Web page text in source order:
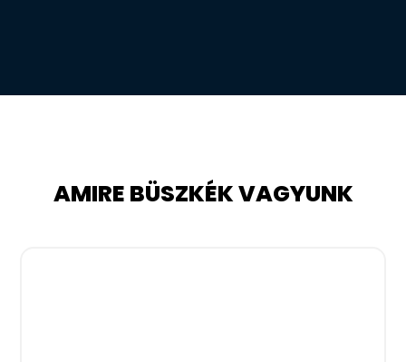
AMIRE BÜSZKÉK VAGYUNK